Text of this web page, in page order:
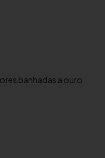
banhadas a ouro